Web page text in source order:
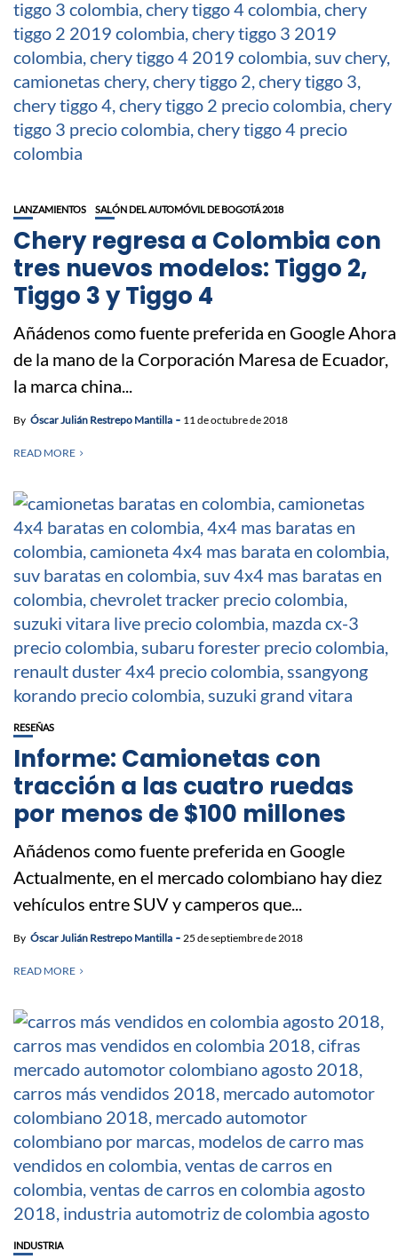
LANZAMIENTOS SALÓN DEL AUTOMÓVIL DE BOGOTÁ 2018
Chery regresa a Colombia con
tres nuevos modelos: Tiggo 2,
Tiggo 3 y Tiggo 4
Añádenos como fuente preferida en Google Ahora
de la mano de la Corporación Maresa de Ecuador,
la marca china...
By Óscar Julián Restrepo Mantilla 11 de octubre de 2018
READ MORE
RESEÑAS
Informe: Camionetas con
tracción a las cuatro ruedas
por menos de $100 millones
Añádenos como fuente preferida en Google
Actualmente, en el mercado colombiano hay diez
vehículos entre SUV y camperos que...
By Óscar Julián Restrepo Mantilla 25 de septiembre de 2018
READ MORE
INDUSTRIA